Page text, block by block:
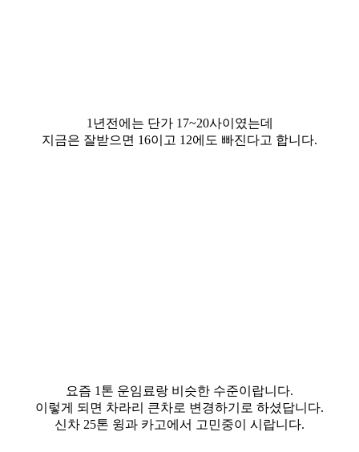
1년전에는 단가 17~20사이였는데
지금은 잘받으면 16이고 12에도 빠진다고 합니다.
요즘 1톤 운임료랑 비슷한 수준이랍니다.
이렇게 되면 차라리 큰차로 변경하기로 하셨답니다.
신차 25톤 윙과 카고에서 고민중이 시랍니다.